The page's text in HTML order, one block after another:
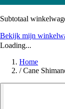
Subtotaal
Bekijk mijn
Loading...
Home
/ Cane